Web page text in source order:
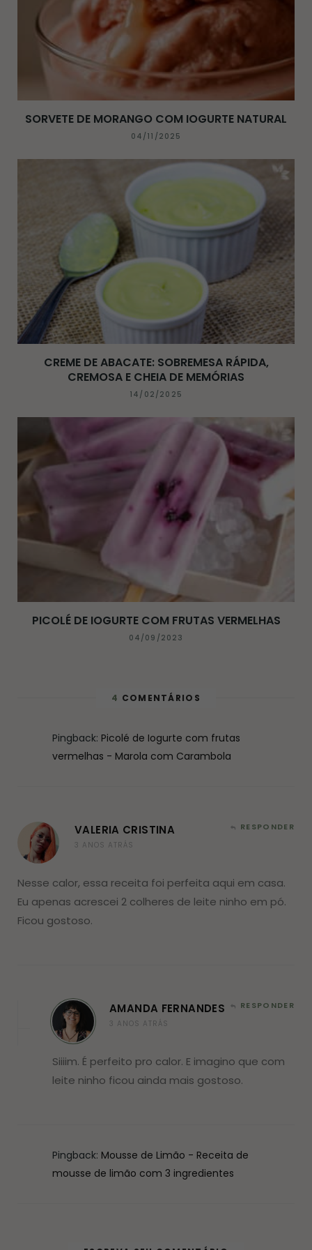
SORVETE DE MORANGO COM IOGURTE NATURAL
04/11/2025
CREME DE ABACATE: SOBREMESA RÁPIDA,
CREMOSA E CHEIA DE MEMÓRIAS
14/02/2025
PICOLÉ DE IOGURTE COM FRUTAS VERMELHAS
04/09/2023
4 COMENTÁRIOS
Pingback: Picolé de Iogurte com frutas
vermelhas - Marola com Carambola
VALERIA CRISTINA
3 ANOS ATRÁS
RESPONDER
Nesse calor, essa receita foi perfeita aqui em casa.
Eu apenas acrescei 2 colheres de leite ninho em pó.
Ficou gostoso.
AMANDA FERNANDES
3 ANOS ATRÁS
RESPONDER
Siiiim. É perfeito pro calor. E imagino que com
leite ninho ficou ainda mais gostoso.
Pingback: Mousse de Limão - Receita de
mousse de limão com 3 ingredientes